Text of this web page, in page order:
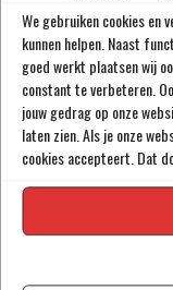
We gebruiken cookies en
kunnen helpen. Naast
goed werkt plaatsen wij
constant te verbeteren.
jouw gedrag op onze
laten zien. Als je onze
cookies accepteert. Dat